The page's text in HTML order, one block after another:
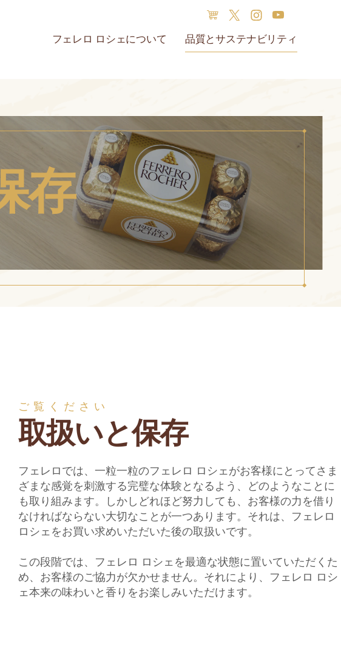
フェレロ ロシェについて 品質とサステナビリティ
み
する体験
原材料
存
ご覧ください
取扱いと保存
フェレロでは、一粒一粒のフェレロ ロシェがお客様にとってさま
ざまな感覚を刺激する完璧な体験となるよう、どのようなことに
も取り組みます。しかしどれほど努力しても、お客様の力を借り
なければならない大切なことが一つあります。それは、フェレロ
ロシェをお買い求めいただいた後の取扱いです。
この段階では、フェレロ ロシェを最適な状態に置いていただくた
め、お客様のご協力が欠かせません。それにより、フェレロ ロシ
ェ本来の味わいと香りをお楽しみいただけます。